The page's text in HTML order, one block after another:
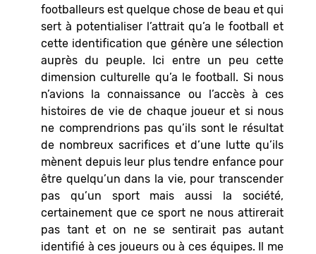
footballeurs est quelque chose de beau et qui
sert à potentialiser l’attrait qu’a le football et
cette identification que génère une sélection
auprès du peuple. Ici entre un peu cette
dimension culturelle qu’a le football. Si nous
n’avions la connaissance ou l’accès à ces
histoires de vie de chaque joueur et si nous
ne comprendrions pas qu’ils sont le résultat
de nombreux sacrifices et d’une lutte qu’ils
mènent depuis leur plus tendre enfance pour
être quelqu’un dans la vie, pour transcender
pas qu’un sport mais aussi la société,
certainement que ce sport ne nous attirerait
pas tant et on ne se sentirait pas autant
identifié à ces joueurs ou à ces équipes. Il me